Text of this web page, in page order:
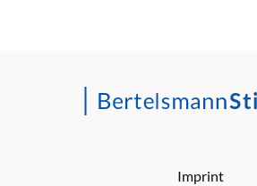
Imprint